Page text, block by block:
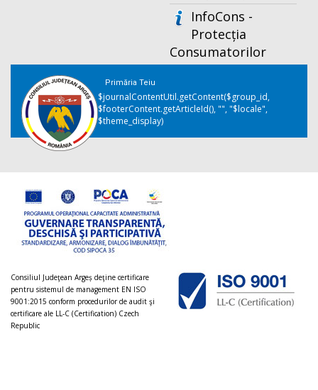
InfoCons -
Protecția
Consumatorilor
Primăria Teiu
$journalContentUtil.getContent($group_id,
$footerContent.getArticleId(), "", "$locale",
$theme_display)
Consiliul Judeţean Argeș deţine certificare
pentru sistemul de management EN ISO
9001:2015 conform procedurilor de audit şi
certificare ale LL-C (Certification) Czech
Republic